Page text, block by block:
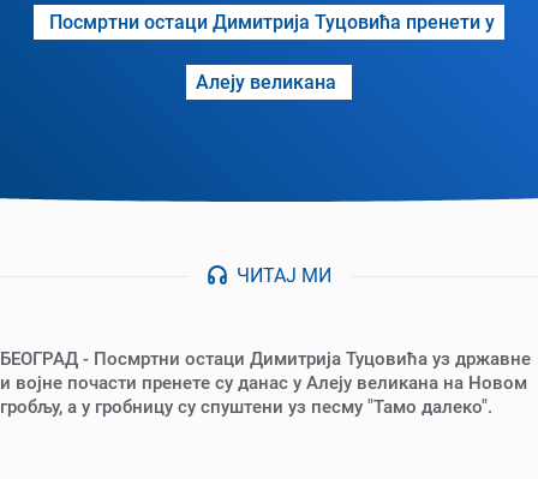
Посмртни остаци Димитрија Туцовића пренети у
Алеју великана
ЧИТАЈ МИ
БЕОГРАД - Посмртни остаци Димитрија Туцовића уз државне
и војне почасти пренете су данас у Алеју великана на Новом
гробљу, а у гробницу су спуштени уз песму "Тамо далеко".